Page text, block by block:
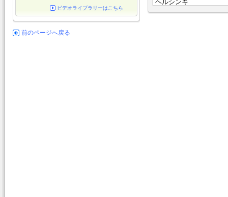
ビデオライブラリーはこちら
前のページへ戻る